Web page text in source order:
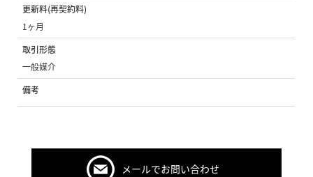
更新料(再契約料)
1ヶ月
取引形態
一般媒介
備考
メールでお問い合わせ